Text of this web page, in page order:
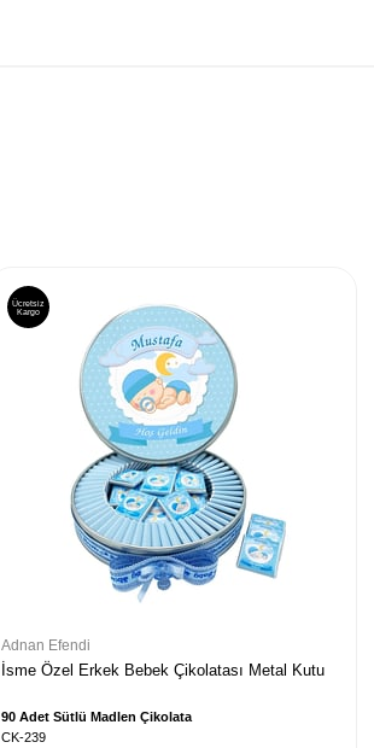
Adnan Efendi
İsme Özel Erkek Bebek Çikolatası Metal Kutu
90 Adet Sütlü Madlen Çikolata
CK-239
Ücretsiz
Kargo